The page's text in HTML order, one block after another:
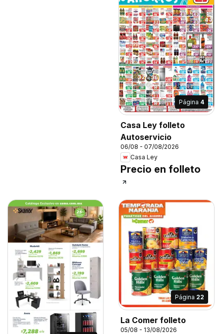
Página 4
Casa Ley folleto
Autoservicio
06/08 - 07/08/2026
Casa Ley
Precio en folleto
Página 22
La Comer folleto
05/08 - 13/08/2026